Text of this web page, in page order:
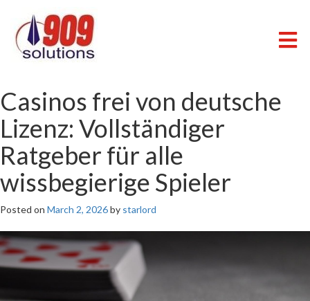
content
Casinos frei von deutsche
Lizenz: Vollständiger
Ratgeber für alle
wissbegierige Spieler
Posted on March 2, 2026by starlord